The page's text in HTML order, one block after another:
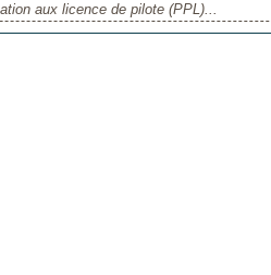
aux licence de pilote (PPL)...